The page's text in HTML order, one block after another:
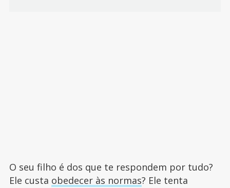
O seu filho é dos que te respondem por tudo?
Ele custa obedecer às normas? Ele tenta